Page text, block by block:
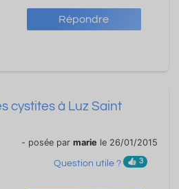
Répondre
cystites à Luz Saint
- posée par marie le 26/01/2015
Question utile ? 3